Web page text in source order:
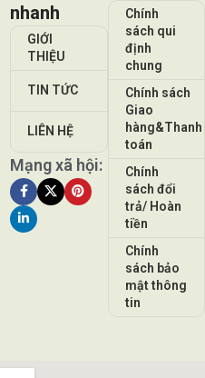
nhanh
GIỚI
THIỆU
TIN TỨC
LIÊN HỆ
Mạng xã hội:
Chính
sách qui
định
chung
Chính sách
Giao
hàng&Thanh
toán
Chính
sách đổi
trả/ Hoàn
tiền
Chính
sách bảo
mật thông
tin